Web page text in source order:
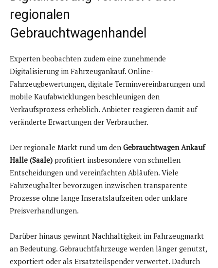
regionalen
Gebrauchtwagenhandel
Experten beobachten zudem eine zunehmende
Digitalisierung im Fahrzeugankauf. Online-
Fahrzeugbewertungen, digitale Terminvereinbarungen und
mobile Kaufabwicklungen beschleunigen den
Verkaufsprozess erheblich. Anbieter reagieren damit auf
veränderte Erwartungen der Verbraucher.
Der regionale Markt rund um den Gebrauchtwagen Ankauf
Halle (Saale) profitiert insbesondere von schnellen
Entscheidungen und vereinfachten Abläufen. Viele
Fahrzeughalter bevorzugen inzwischen transparente
Prozesse ohne lange Inseratslaufzeiten oder unklare
Preisverhandlungen.
Darüber hinaus gewinnt Nachhaltigkeit im Fahrzeugmarkt
an Bedeutung. Gebrauchtfahrzeuge werden länger genutzt,
exportiert oder als Ersatzteilspender verwertet. Dadurch